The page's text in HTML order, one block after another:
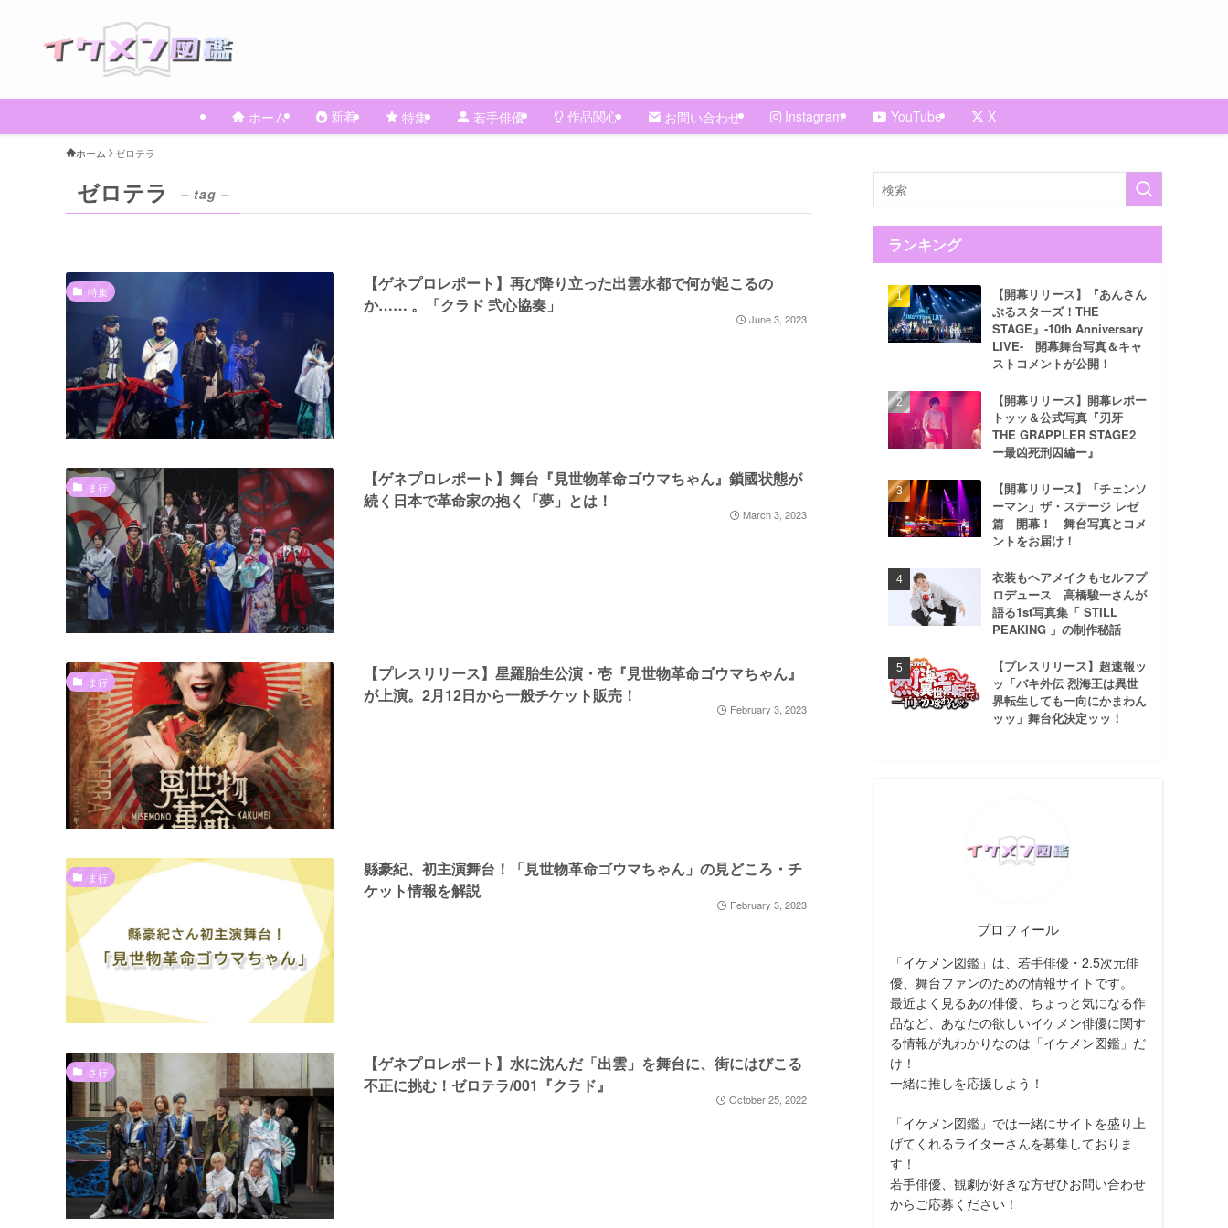
ホーム 新着 特集 若手俳優 作品関心 お問い合わせ Instagram YouTube X
ホーム ゼロテラ
ゼロテラ – tag –
特集
【ゲネプロレポート】再び降り立った出雲水都で何が起こるの
か…… 。「クラド 弐心協奏」
June 3, 2023
ま行
【ゲネプロレポート】舞台『見世物革命ゴウマちゃん』鎖國状態が
続く日本で革命家の抱く「夢」とは！
March 3, 2023
ま行
【プレスリリース】星羅胎生公演・壱『見世物革命ゴウマちゃん』
が上演。2月12日から一般チケット販売！
February 3, 2023
ま行
縣豪紀、初主演舞台！「見世物革命ゴウマちゃん」の見どころ・チ
ケット情報を解説
February 3, 2023
さ行
【ゲネプロレポート】水に沈んだ「出雲」を舞台に、街にはびこる
不正に挑む！ゼロテラ/001『クラド』
October 25, 2022
ランキング
【開幕リリース】『あんさん
ぶるスターズ！THE
STAGE』-10th Anniversary
LIVE- 開幕舞台写真＆キャ
ストコメントが公開！
【開幕リリース】開幕レポー
トッッ＆公式写真『刃牙
THE GRAPPLER STAGE2
ー最凶死刑囚編ー』
【開幕リリース】「チェンソ
ーマン」ザ・ステージ レゼ
篇 開幕！ 舞台写真とコメ
ントをお届け！
衣装もヘアメイクもセルフプ
ロデュース 高橋駿一さんが
語る1st写真集「 STILL
PEAKING 」の制作秘話
【プレスリリース】超速報ッ
ッ「バキ外伝 烈海王は異世
界転生しても一向にかまわん
ッッ」舞台化決定ッッ！
プロフィール
「イケメン図鑑」は、若手俳優・2.5次元俳
優、舞台ファンのための情報サイトです。
最近よく見るあの俳優、ちょっと気になる作
品など、あなたの欲しいイケメン俳優に関す
る情報が丸わかりなのは「イケメン図鑑」だ
け！
一緒に推しを応援しよう！
「イケメン図鑑」では一緒にサイトを盛り上
げてくれるライターさんを募集しておりま
す！
若手俳優、観劇が好きな方ぜひお問い合わせ
からご応募ください！